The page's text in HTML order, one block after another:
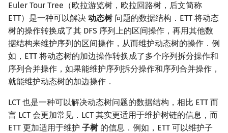
开
始
搜
索
关于本项目
如何参与
OI Wiki 不是什么
格式手册
数学符号表
赛事 ICPC/CCPC 赛事与赛制
题型
交互题
学习路线
学习资源
技巧
分段打表
常见错误
常见技巧
代码编辑工具 Emacs
VS Code
Atom
Notepad++
评测工具
Arbiter
Cena
CCR Plus
命令行
命令行编译与调试
编译器
通用
Generator
Validator
Checker
C++ 基础 C++ 语法基础
变量
运算
高级数据类型
C++ 标准库
STL 容器
STL 算法
bitset
pair
C++ 进阶
命名空间
值类别
重载运算符
常量
C++ 与其他常用语言的区别
Pascal 转 C++ 急救
复杂度 均摊复杂度
枚举
模拟
递归 & 分治
贪心
选择排序
冒泡排序
插入排序
基数排序
DFS（搜索）
BFS（搜索）
双向搜索
启发式搜索
A*
动态规划基础
记忆化搜索
背包 DP
区间 DP
DAG 上的 DP
单调队列/单调栈优化
斜率优化
四边形不等式优化
WQS 二分
字符串基础
标准库
字符串匹配
字符串哈希
字典树 (Trie)
最优原地后缀排序算法
布尔代数
数字系统
进位制
平衡三进制
格雷码
位操作
二进制集合操作
高精度计算
模算术简介
素数
最大公约数
筛法
代数基本定理
快速傅里叶变换
快速数论变换
Chirp Z 变换
抽屉原理
容斥原理
斐波那契数列
卡特兰数
向量
内积和外积
矩阵
行列式
单纯形法
群论
环论
域论
条件概率与独立性
随机变量
随机变量的数字特征
公平组合游戏
零和游戏
非公平组合游戏
数值积分
高斯消元
牛顿迭代法
并查集复杂度
二叉堆
配对堆
左偏树
块状数组
块状链表
树分块
Sqrt Tree
线段树合并 & 分裂
李超线段树
猫树
区间最值操作 & 区间历史最
值
Kinetic Tournament Tree
Treap
Splay 树
WBLT
替罪羊树
笛卡尔树
可持久化线段树
可持久化块状数组
可持久化平衡树
可持久化字典树
可持久化可并堆
平衡树套线段树
线段树套平衡树
树状数组套权值线段树
分块套树状数组
ETT 的基本操作
MakeRoot(u)
Insert(u, v)
Delete(u, v)
实现
图论相关概念
图的存储
DFS（图论）
BFS（图论）
树上问题
树的直径
树的中心
树的重心
树链剖分
差分约束
k 短路
同余最短路
最小树形图
最小直径生成树
双连通分量
割点和桥
圆方树
最大流
最小割
费用流
Stoer–Wagner 算法
二分图最大匹配
二分图最大权匹配
一般图最大匹配
稳定匹配
二维计算几何基础
三维计算几何基础
距离
Pick 定理
三角剖分
离散化
双指针
离线算法
CDQ 分治
整体二分
莫队算法
分数规划
随机化
随机化技巧
爬山算法
模拟退火
并查集应用
括号序列
线段树与离线询问
Euler Tour Tree（欧拉游览树，欧拉回路树，后文简称
ETT）是一种可以解决 动态树问题的数据结构．ETT 将动态
树的操作转换成了其 DFS 序列上的区间操作，再用其他数
据结构来维护序列的区间操作，从而维护动态树的操作．例
如，ETT 将动态树的加边操作转换成了多个序列拆分操作和
序列合并操作，如果能维护序列拆分操作和序列合并操作，
就能维护动态树的加边操作．
LCT 也是一种可以解决动态树问题的数据结构，相比 ETT 而
言 LCT 会更加常见．LCT 其实更适用于维护树链的信息，而
ETT 更加适用于维护 子树的信息．例如，ETT 可以维护子